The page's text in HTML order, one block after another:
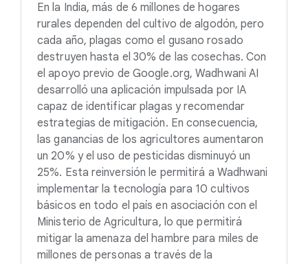
En la India, más de 6 millones de hogares
rurales dependen del cultivo de algodón, pero
cada año, plagas como el gusano rosado
destruyen hasta el 30% de las cosechas. Con
el apoyo previo de Google.org, Wadhwani AI
desarrolló una aplicación impulsada por IA
capaz de identificar plagas y recomendar
estrategias de mitigación. En consecuencia,
las ganancias de los agricultores aumentaron
un 20% y el uso de pesticidas disminuyó un
25%. Esta reinversión le permitirá a Wadhwani
implementar la tecnología para 10 cultivos
básicos en todo el país en asociación con el
Ministerio de Agricultura, lo que permitirá
mitigar la amenaza del hambre para miles de
millones de personas a través de la